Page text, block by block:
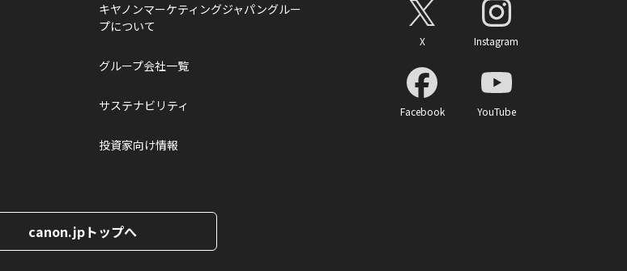
キヤノンマーケティングジャパングルー
プについて
グループ会社一覧
サステナビリティ
投資家向け情報
X Instagram
Facebook YouTube
canon.jpトップへ